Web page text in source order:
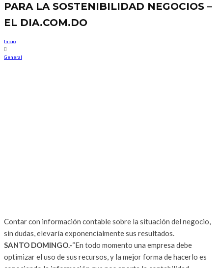
PARA LA SOSTENIBILIDAD NEGOCIOS –
EL DIA.COM.DO
Inicio
General
Contar con información contable sobre la situación del negocio,
sin dudas, elevaría exponencialmente sus resultados.
SANTO DOMINGO.-“En todo momento una empresa debe
optimizar el uso de sus recursos, y la mejor forma de hacerlo es